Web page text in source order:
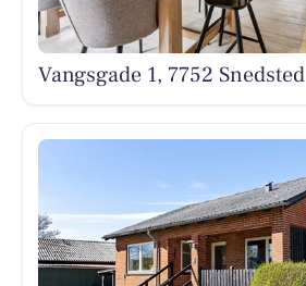
Vangsgade 1, 7752 Snedsted